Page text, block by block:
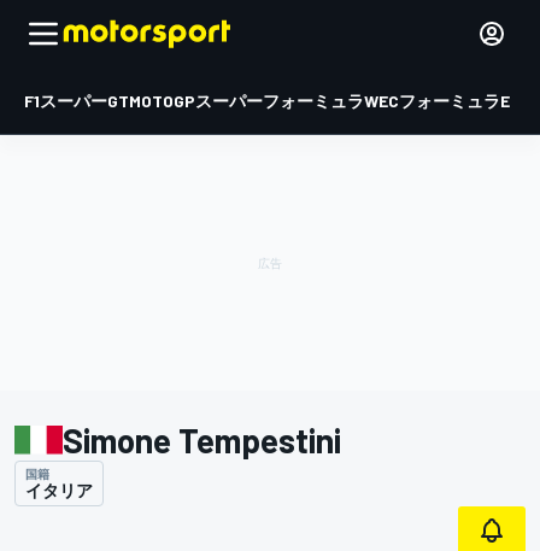
F1スーパーGTMOTOGPスーパーフォーミュラWECフォーミュラE
Simone Tempestini
国籍
イタリア